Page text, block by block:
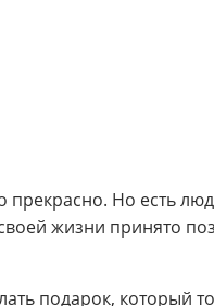
Но есть
жизни принято
подарок, который